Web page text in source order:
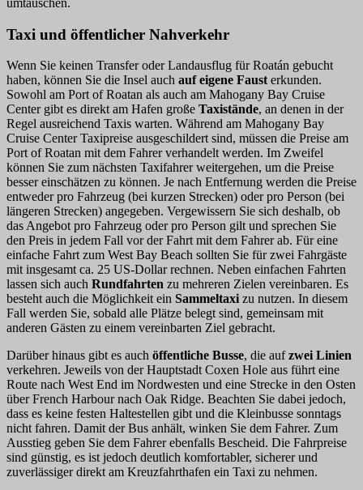
Taxi und öffentlicher Nahverkehr
Wenn Sie keinen Transfer oder Landausflug für Roatán gebucht
haben, können Sie die Insel auch auf eigene Faust erkunden.
Sowohl am Port of Roatan als auch am Mahogany Bay Cruise
Center gibt es direkt am Hafen große Taxistände, an denen in der
Regel ausreichend Taxis warten. Während am Mahogany Bay
Cruise Center Taxipreise ausgeschildert sind, müssen die Preise am
Port of Roatan mit dem Fahrer verhandelt werden. Im Zweifel
können Sie zum nächsten Taxifahrer weitergehen, um die Preise
besser einschätzen zu können. Je nach Entfernung werden die Preise
entweder pro Fahrzeug (bei kurzen Strecken) oder pro Person (bei
längeren Strecken) angegeben. Vergewissern Sie sich deshalb, ob
das Angebot pro Fahrzeug oder pro Person gilt und sprechen Sie
den Preis in jedem Fall vor der Fahrt mit dem Fahrer ab. Für eine
einfache Fahrt zum West Bay Beach sollten Sie für zwei Fahrgäste
mit insgesamt ca. 25 US-Dollar rechnen. Neben einfachen Fahrten
lassen sich auch Rundfahrten zu mehreren Zielen vereinbaren. Es
besteht auch die Möglichkeit ein Sammeltaxi zu nutzen. In diesem
Fall werden Sie, sobald alle Plätze belegt sind, gemeinsam mit
anderen Gästen zu einem vereinbarten Ziel gebracht.
Darüber hinaus gibt es auch öffentliche Busse, die aufzwei Linien
verkehren. Jeweils von der Hauptstadt Coxen Hole aus führt eine
Route nach West End im Nordwesten und eine Strecke in den Osten
über French Harbour nach Oak Ridge. Beachten Sie dabei jedoch,
dass es keine festen Haltestellen gibt und die Kleinbusse sonntags
nicht fahren. Damit der Bus anhält, winken Sie dem Fahrer. Zum
Ausstieg geben Sie dem Fahrer ebenfalls Bescheid. Die Fahrpreise
sind günstig, es ist jedoch deutlich komfortabler, sicherer und
zuverlässiger direkt am Kreuzfahrthafen ein Taxi zu nehmen.